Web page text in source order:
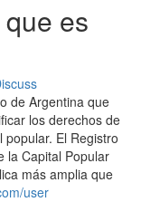
es
de Argentina que
los derechos de
El Registro
la Capital Popular
más amplia que
user